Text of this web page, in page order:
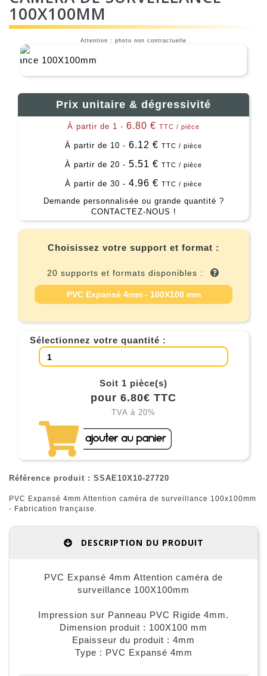
100X100MM
Attention : photo non contractuelle
Prix unitaire & dégressivité
À partir de 1 - 6.80 € TTC / pièce
À partir de 10 - 6.12 € TTC / pièce
À partir de 20 - 5.51 € TTC / pièce
À partir de 30 - 4.96 € TTC / pièce
Demande personnalisée ou grande quantité ?
CONTACTEZ-NOUS !
Choisissez votre support et format :
20 supports et formats disponibles :
PVC Expansé 4mm - 100X100 mm
Sélectionnez votre quantité :
Soit 1 pièce(s)
pour 6.80€ TTC
TVA à 20%
Référence produit : SSAE10X10-27720
PVC Expansé 4mm Attention caméra de surveillance 100x100mm
- Fabrication française.
DESCRIPTION DU PRODUIT
PVC Expansé 4mm Attention caméra de
surveillance 100X100mm
Impression sur Panneau PVC Rigide 4mm.
Dimension produit : 100X100 mm
Epaisseur du produit : 4mm
Type : PVC Expansé 4mm